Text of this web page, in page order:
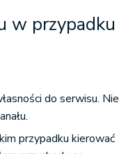
w przypadku
do serwisu. Nie
przypadku kierować